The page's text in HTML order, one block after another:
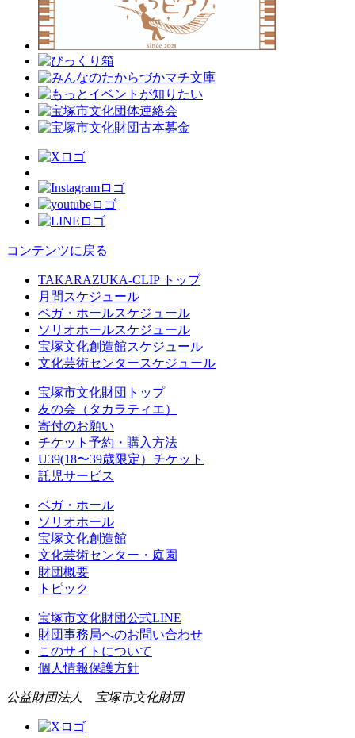
コンテンツに戻る
TAKARAZUKA-CLIP トップ
月間スケジュール
ベガ・ホールスケジュール
ソリオホールスケジュール
宝塚文化創造館スケジュール
文化芸術センタースケジュール
宝塚市文化財団トップ
友の会（タカラティエ）
寄付のお願い
チケット予約・購入方法
U39(18〜39歳限定）チケット
託児サービス
ベガ・ホール
ソリオホール
宝塚文化創造館
文化芸術センター・庭園
財団概要
トピック
宝塚市文化財団公式LINE
財団事務局へのお問い合わせ
このサイトについて
個人情報保護方針
公益財団法人 宝塚市文化財団